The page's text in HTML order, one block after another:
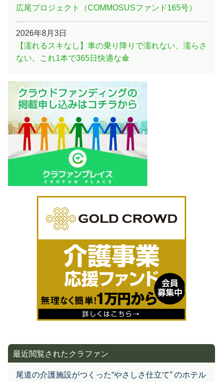
広尾プロジェクト（COMMOSUSファンド165号）
2026年8月3日
【濡れるスキなし】車の乗り降りで濡れない、濡らさ
ない。これ1本で365日快適な傘
最近閲覧されたクラファン
尾道の介護施設がつくった“やさしさ仕立て” のホテル